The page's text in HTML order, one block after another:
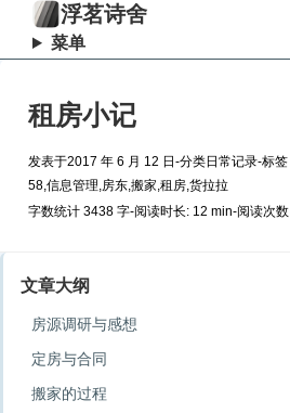
浮茗诗舍
菜单
租房小记
发表于2017 年 6 月 12 日 -分类日常记录-标签
58,信息管理,房东,搬家,租房,货拉拉
字数统计 3438 字-阅读时长: 12 min-阅读次数
文章大纲
房源调研与感想
定房与合同
搬家的过程